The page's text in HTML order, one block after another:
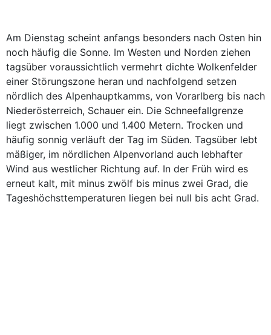
Am Dienstag scheint anfangs besonders nach Osten hin
noch häufig die Sonne. Im Westen und Norden ziehen
tagsüber voraussichtlich vermehrt dichte Wolkenfelder
einer Störungszone heran und nachfolgend setzen
nördlich des Alpenhauptkamms, von Vorarlberg bis nach
Niederösterreich, Schauer ein. Die Schneefallgrenze
liegt zwischen 1.000 und 1.400 Metern. Trocken und
häufig sonnig verläuft der Tag im Süden. Tagsüber lebt
mäßiger, im nördlichen Alpenvorland auch lebhafter
Wind aus westlicher Richtung auf. In der Früh wird es
erneut kalt, mit minus zwölf bis minus zwei Grad, die
Tageshöchsttemperaturen liegen bei null bis acht Grad.